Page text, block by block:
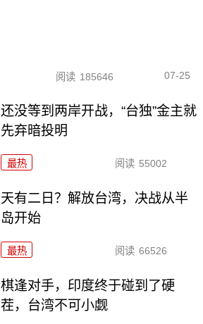
阅读 185646 07-25
还没等到两岸开战，“台独”金主就
先弃暗投明
最热 阅读 55002
天有二日？解放台湾，决战从半
岛开始
最热 阅读 66526
棋逢对手，印度终于碰到了硬
茬，台湾不可小觑